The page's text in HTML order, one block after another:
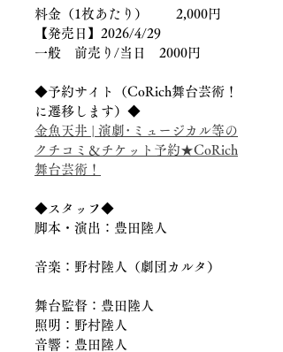
料金（1枚あたり）	2,000円
【発売日】2026/4/29
一般　前売り/当日　2000円
◆予約サイト（CoRich舞台芸術！
に遷移します）◆
金魚天井 | 演劇･ミュージカル等の
クチコミ＆チケット予約★CoRich
舞台芸術！
◆スタッフ◆
脚本・演出：豊田陸人
音楽：野村陸人（劇団カルタ）
舞台監督：豊田陸人
照明：野村陸人
音響：豊田陸人